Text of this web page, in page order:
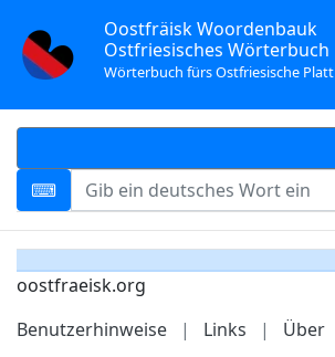
Oostfräisk Woordenbauk
Ostfriesisches Wörterbuch
Wörterbuch fürs Ostfriesische Platt
oostfraeisk.org
Benutzerhinweise
| Links | Über